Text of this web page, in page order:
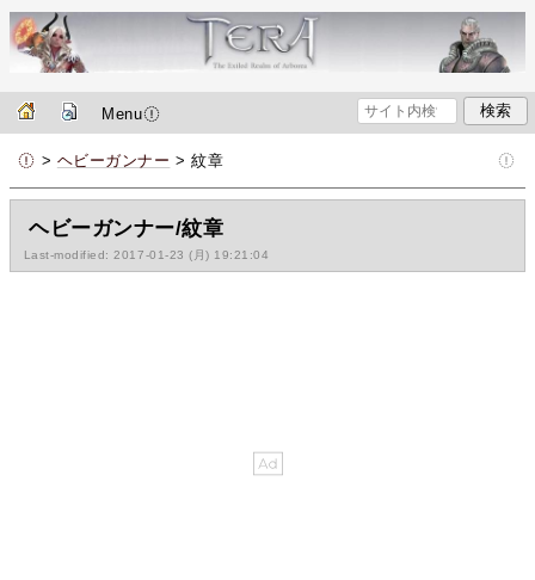
Menu
> ヘビーガンナー > 紋章
ヘビーガンナー/紋章
Last-modified: 2017-01-23 (月) 19:21:04